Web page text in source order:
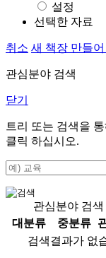
설정
선택한 자료
취소 새 책장 만들어
관심분야 검색
닫기
트리 또는 검색을
클릭 하십시오.
관심분야 검색
대분류
중분류
검색결과가 없